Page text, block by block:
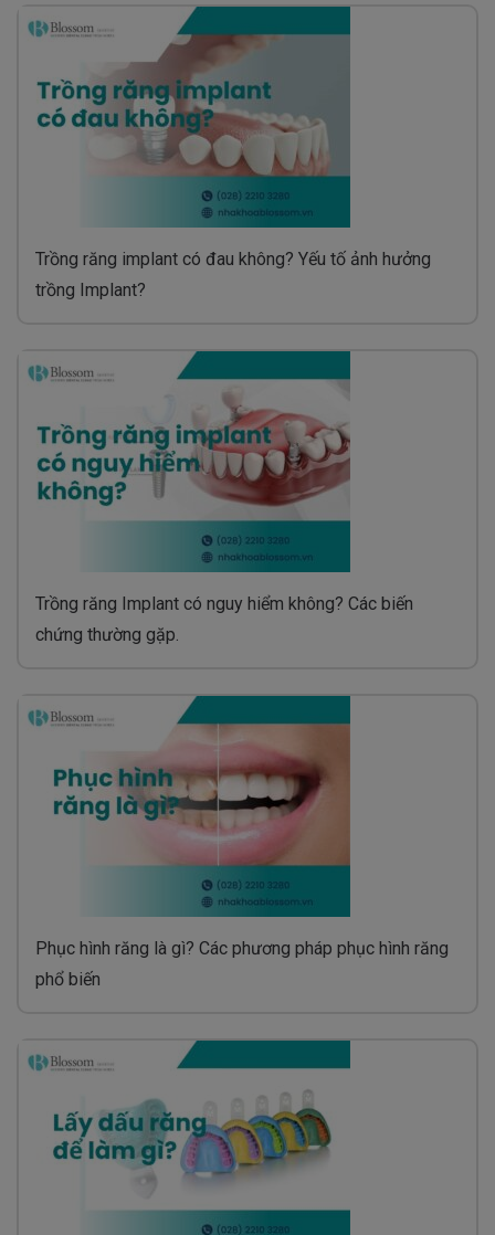
Trồng răng implant có đau không? Yếu tố ảnh hưởng
trồng Implant?
Trồng răng Implant có nguy hiểm không? Các biến
chứng thường gặp.
Phục hình răng là gì? Các phương pháp phục hình răng
phổ biến